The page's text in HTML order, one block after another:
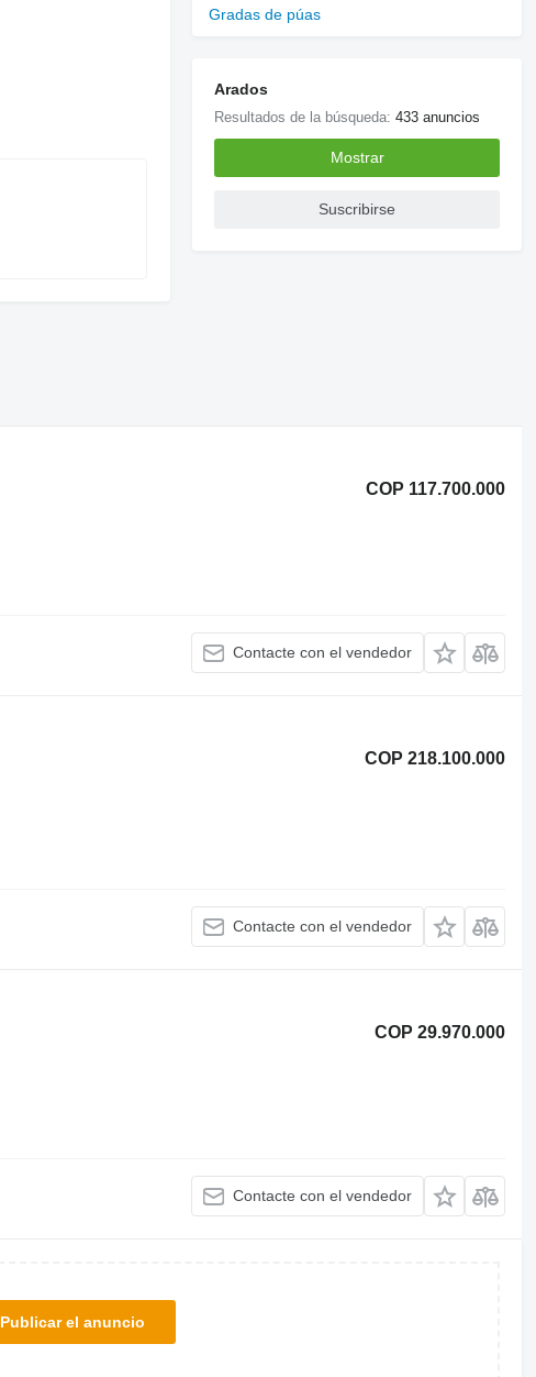
Gradas de púas
Arados
Resultados de la búsqueda:433 anuncios
Mostrar
Suscribirse
COP 117.700.000
Contacte con el vendedor
COP 218.100.000
Contacte con el vendedor
COP 29.970.000
Contacte con el vendedor
Publicar el anuncio